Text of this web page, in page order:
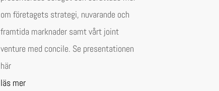
om företagets strategi, nuvarande och
framtida marknader samt vårt joint
venture med concile. Se presentationen
här
läs mer